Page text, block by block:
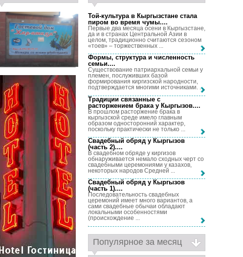
Той-культура в Кыргызстане стала
пиром во время чумы....
Первые два месяца осени в Кыргызстане,
да и в странах Центральной Азии в
целом, традиционно считаются сезоном
«тоев» – торжественных ...
Формы, структура и численность
семьи....
Существование патриархальной семьи у
племен, послуживших базой
формирования киргизской народности,
подтверждается многими источниками. ...
Традиции связанные с
расторжением брака у Кыргызов....
В прошлом расторжение брака в
кыргызской среде имело главным
образом односторонний характер,
поскольку практически не только ...
Свадебный обряд у Кыргызов
(часть 2)....
В свадебном обряде у киргизов
обнаруживается немало сходных черт со
свадебными церемониями у казахов,
некоторых народов Средней ...
Свадебный обряд у Кыргызов
(часть 1)....
Последовательность свадебных
церемоний имеет много вариантов, а
сами свадебные обычаи обладают
локальными особенностями
(происхождение ...
Популярное за месяц